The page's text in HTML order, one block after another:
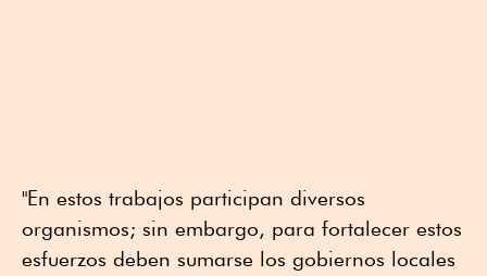
"En estos trabajos participan diversos
organismos; sin embargo, para fortalecer estos
esfuerzos deben sumarse los gobiernos locales